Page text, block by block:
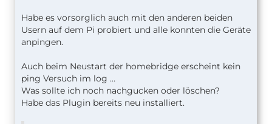
Habe es vorsorglich auch mit den anderen beiden
Usern auf dem Pi probiert und alle konnten die Geräte
anpingen.
Auch beim Neustart der homebridge erscheint kein
ping Versuch im log …
Was sollte ich noch nachgucken oder löschen?
Habe das Plugin bereits neu installiert.